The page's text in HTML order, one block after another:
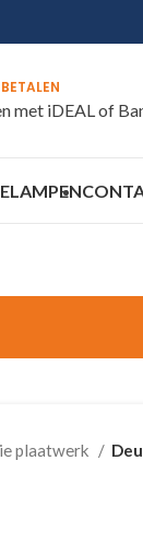
met iDEAL of
LAMPEN
plaatwerk